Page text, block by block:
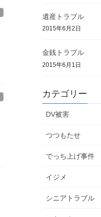
遺産トラブル
2015年6月2日
金銭トラブル
2015年6月1日
カテゴリー
DV被害
つつもたせ
でっち上げ事件
イジメ
シニアトラブル